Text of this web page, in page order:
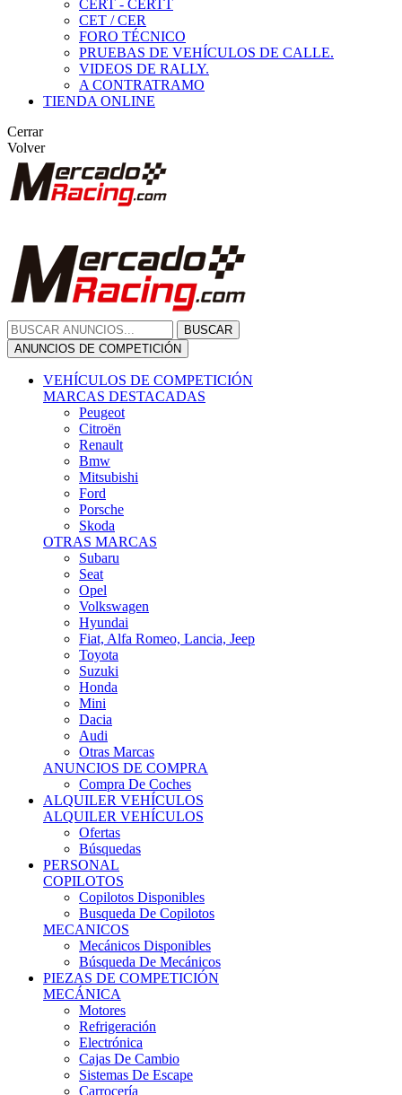
CERT - CERTT
CET / CER
FORO TÉCNICO
PRUEBAS DE VEHÍCULOS DE CALLE.
VIDEOS DE RALLY.
A CONTRATRAMO
TIENDA ONLINE
Cerrar
Volver
BUSCAR
ANUNCIOS DE COMPETICIÓN
VEHÍCULOS DE COMPETICIÓN
MARCAS DESTACADAS
Peugeot
Citroën
Renault
Bmw
Mitsubishi
Ford
Porsche
Skoda
OTRAS MARCAS
Subaru
Seat
Opel
Volkswagen
Hyundai
Fiat, Alfa Romeo, Lancia, Jeep
Toyota
Suzuki
Honda
Mini
Dacia
Audi
Otras Marcas
ANUNCIOS DE COMPRA
Compra De Coches
ALQUILER VEHÍCULOS
ALQUILER VEHÍCULOS
Ofertas
Búsquedas
PERSONAL
COPILOTOS
Copilotos Disponibles
Busqueda De Copilotos
MECANICOS
Mecánicos Disponibles
Búsqueda De Mecánicos
PIEZAS DE COMPETICIÓN
MECÁNICA
Motores
Refrigeración
Electrónica
Cajas De Cambio
Sistemas De Escape
Carrocería
Depositos